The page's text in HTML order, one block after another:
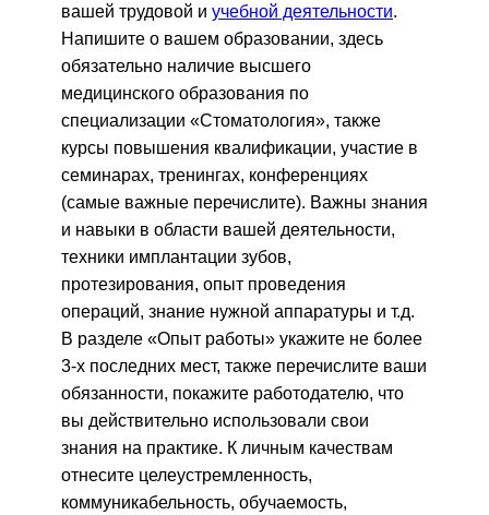
вашей трудовой и учебной деятельности.
Напишите о вашем образовании, здесь
обязательно наличие высшего
медицинского образования по
специализации «Стоматология», также
курсы повышения квалификации, участие в
семинарах, тренингах, конференциях
(самые важные перечислите). Важны знания
и навыки в области вашей деятельности,
техники имплантации зубов,
протезирования, опыт проведения
операций, знание нужной аппаратуры и т.д.
В разделе «Опыт работы» укажите не более
3-х последних мест, также перечислите ваши
обязанности, покажите работодателю, что
вы действительно использовали свои
знания на практике. К личным качествам
отнесите целеустремленность,
коммуникабельность, обучаемость,